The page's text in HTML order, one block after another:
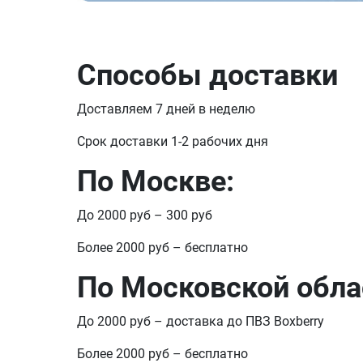
Способы доставки
Доставляем 7 дней в неделю
Срок доставки 1-2 рабочих дня
По Москве:
До 2000 руб – 300 руб
Более 2000 руб – бесплатно
По Московской
До 2000 руб – доставка до ПВЗ Boxberry
Более 2000 руб – бесплатно